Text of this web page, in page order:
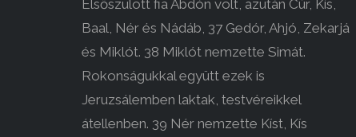
Elsőszülött fia Abdón volt, azután Cúr, Kís,
Baal, Nér és Nádáb, 37 Gedór, Ahjó, Zekarjá
és Miklót. 38 Miklót nemzette Simát.
Rokonságukkal együtt ezek is
Jeruzsálemben laktak, testvéreikkel
átellenben. 39 Nér nemzette Kíst, Kís